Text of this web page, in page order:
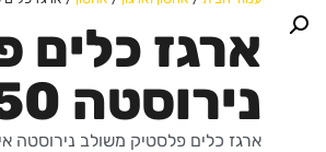
ארגז כלים
נירוסטה Pro 14.50
ארגז כלים פלסטיק משולב נירוסטה